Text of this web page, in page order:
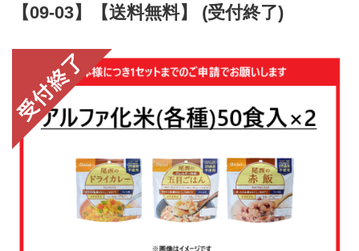
【09-03】【送料無料】 (受付終了)